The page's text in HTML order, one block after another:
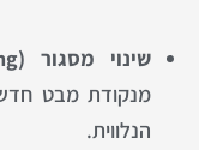
שינוי מסגור (Reframing):
מנקודת מבט
הנלווית.